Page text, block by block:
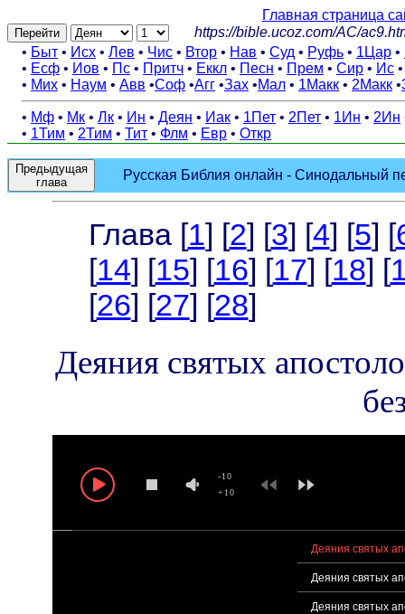
Главная страница
Перейти
https://bible.ucoz.com/AC/
• Быт • Исх • Лев • Чис • Втор • Нав • Суд • Руфь • 1Цар •
• Есф • Иов • Пс • Притч • Еккл • Песн • Прем • Сир • Ис
• Мих • Наум • Авв •Соф •Агг •Зах •Мал • 1Макк • 2Макк •
• Мф • Мк • Лк • Ин • Деян • Иак • 1Пет • 2Пет • 1Ин • 2Ин
• 1Тим • 2Тим • Тит • Флм • Евр • Откр
Предыдущая
глава
Русская Библия онлайн - Синодальный
Глава [1] [2] [3] [4] [5] [
[14] [15] [16] [17] [18] [
[26] [27] [28]
Деяния святых
+10
-10
Деяния святых
Деяния святых
Деяния святых